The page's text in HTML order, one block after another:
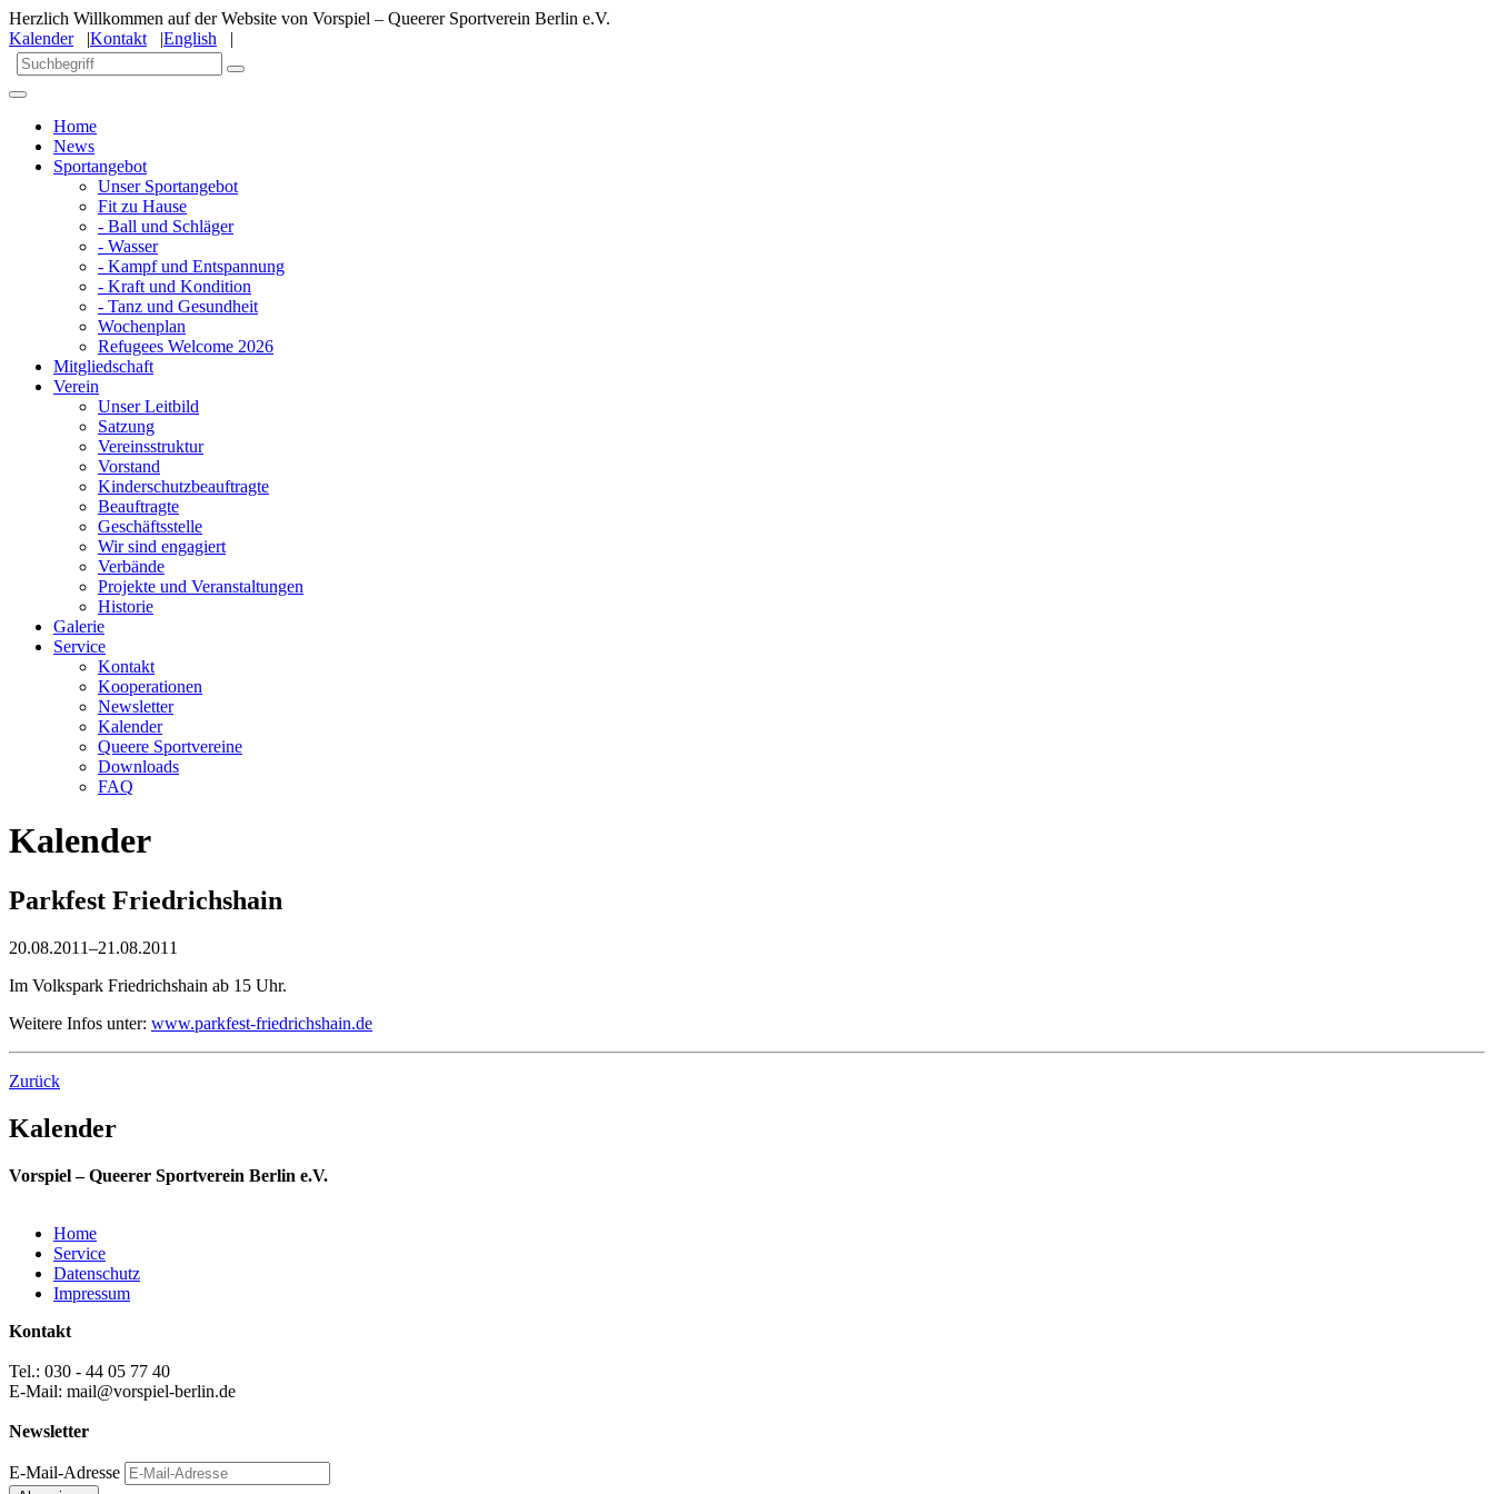
Herzlich Willkommen auf der Website von Vorspiel – Queerer Sportverein Berlin e.V.
Kalender|Kontakt |English |
Home
News
Sportangebot
Unser Sportangebot
Fit zu Hause
- Ball und Schläger
- Wasser
- Kampf und Entspannung
- Kraft und Kondition
- Tanz und Gesundheit
Wochenplan
Refugees Welcome 2026
Mitgliedschaft
Verein
Unser Leitbild
Satzung
Vereinsstruktur
Vorstand
Kinderschutzbeauftragte
Beauftragte
Geschäftsstelle
Wir sind engagiert
Verbände
Projekte und Veranstaltungen
Historie
Galerie
Service
Kontakt
Kooperationen
Newsletter
Kalender
Queere Sportvereine
Downloads
FAQ
Kalender
Parkfest Friedrichshain
20.08.2011–21.08.2011
Im Volkspark Friedrichshain ab 15 Uhr.
Weitere Infos unter: www.parkfest-friedrichshain.de
Zurück
Kalender
Vorspiel – Queerer Sportverein Berlin e.V.
Home
Service
Datenschutz
Impressum
Kontakt
Tel.: 030 - 44 05 77 40
E-Mail: mail@vorspiel-berlin.de
Newsletter
E-Mail-Adresse